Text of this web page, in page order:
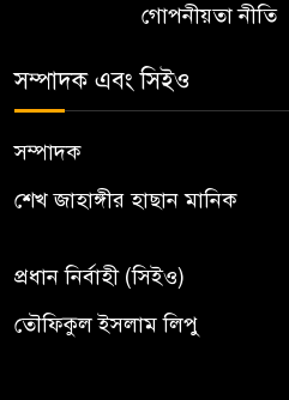
গোপনীয়তা নীতি
সম্পাদক এবং সিইও
সম্পাদক
শেখ জাহাঙ্গীর হাছান মানিক
প্রধান নির্বাহী (সিইও)
তৌফিকুল ইসলাম লিপু